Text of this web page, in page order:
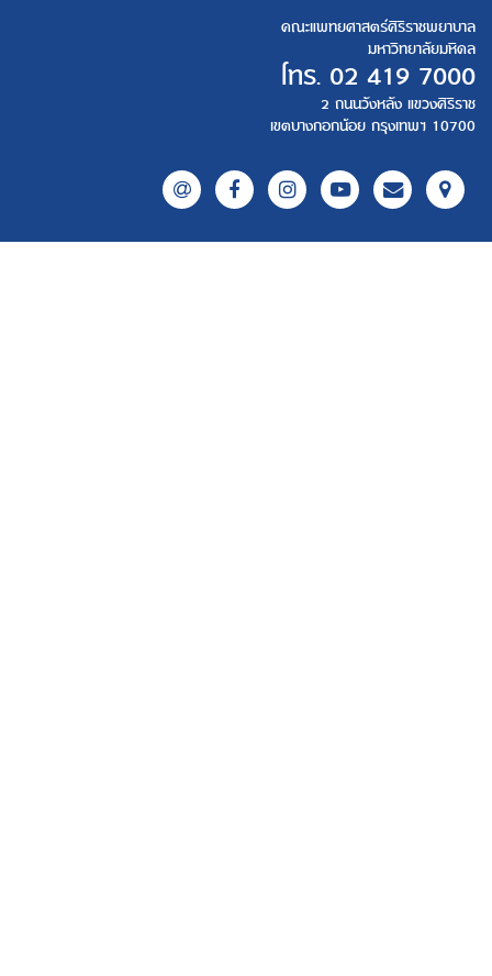
คณะแพทยศาสตร์ศิริราชพยาบาล
มหาวิทยาลัยมหิดล
โทร. 02 419 7000
2 ถนนวังหลัง แขวงศิริราช
เขตบางกอกน้อย กรุงเทพฯ 10700